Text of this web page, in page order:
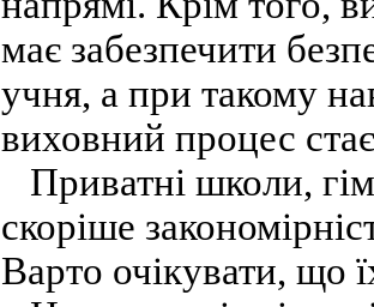
має забезпечити
учня, а при такому
виховний процес
Приватні школи,
скоріше
Варто очікувати, що